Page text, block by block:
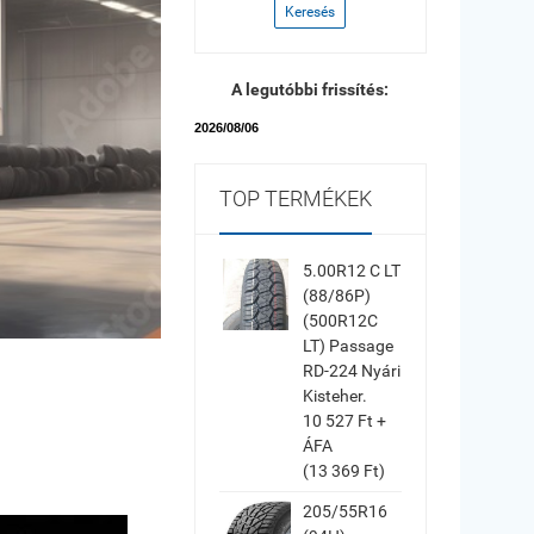
Keresés
A legutóbbi frissítés:
2026/08/06
TOP TERMÉKEK
5.00R12 C LT
(88/86P)
(500R12C
LT) Passage
RD-224 Nyári
Kisteher.
10 527 Ft +
ÁFA
(13 369 Ft)
205/55R16